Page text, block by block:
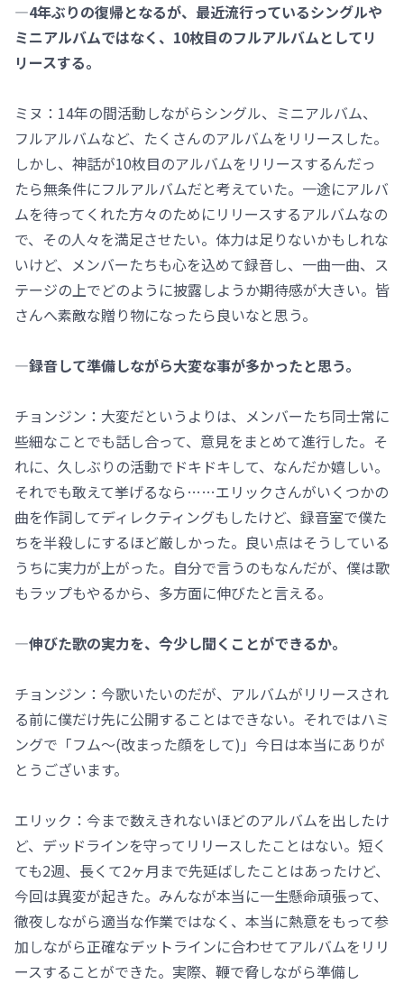
―4年ぶりの復帰となるが、最近流行っているシングルや
ミニアルバムではなく、10枚目のフルアルバムとしてリ
リースする。
ミヌ：14年の間活動しながらシングル、ミニアルバム、
フルアルバムなど、たくさんのアルバムをリリースした。
しかし、神話が10枚目のアルバムをリリースするんだっ
たら無条件にフルアルバムだと考えていた。一途にアルバ
ムを待ってくれた方々のためにリリースするアルバムなの
で、その人々を満足させたい。体力は足りないかもしれな
いけど、メンバーたちも心を込めて録音し、一曲一曲、ス
テージの上でどのように披露しようか期待感が大きい。皆
さんへ素敵な贈り物になったら良いなと思う。
―録音して準備しながら大変な事が多かったと思う。
チョンジン：大変だというよりは、メンバーたち同士常に
些細なことでも話し合って、意見をまとめて進行した。そ
れに、久しぶりの活動でドキドキして、なんだか嬉しい。
それでも敢えて挙げるなら……エリックさんがいくつかの
曲を作詞してディレクティングもしたけど、録音室で僕た
ちを半殺しにするほど厳しかった。良い点はそうしている
うちに実力が上がった。自分で言うのもなんだが、僕は歌
もラップもやるから、多方面に伸びたと言える。
―伸びた歌の実力を、今少し聞くことができるか。
チョンジン：今歌いたいのだが、アルバムがリリースされ
る前に僕だけ先に公開することはできない。それではハミ
ングで「フム～(改まった顔をして)」今日は本当にありが
とうございます。
エリック：今まで数えきれないほどのアルバムを出したけ
ど、デッドラインを守ってリリースしたことはない。短く
ても2週、長くて2ヶ月まで先延ばしたことはあったけど、
今回は異変が起きた。みんなが本当に一生懸命頑張って、
徹夜しながら適当な作業ではなく、本当に熱意をもって参
加しながら正確なデットラインに合わせてアルバムをリリ
ースすることができた。実際、鞭で脅しながら準備し